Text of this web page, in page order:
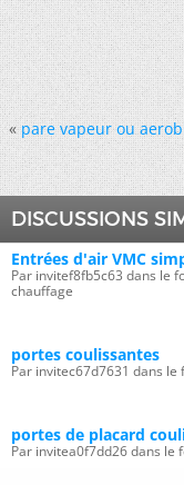
« pare vapeur ou
DISCUSSIONS
Entrées d'air VMC
Par invitef8fb5c63 dans le
chauffage
portes coulissantes
Par invitec67d7631 dans
portes de placard
Par invitea0f7dd26 dans